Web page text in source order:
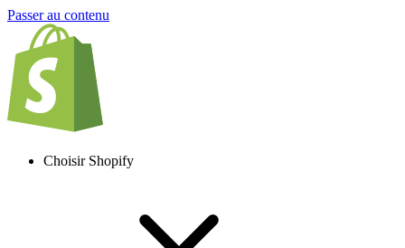
Passer au contenu
Choisir Shopify